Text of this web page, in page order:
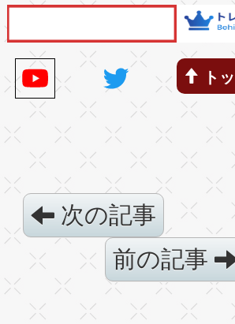
ト
次の記事
前の記事